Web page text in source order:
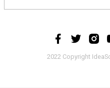
2022 Copyright